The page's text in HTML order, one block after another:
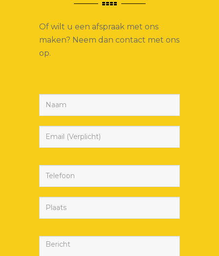
Of wilt u een afspraak met ons
maken? Neem dan contact met ons
op.